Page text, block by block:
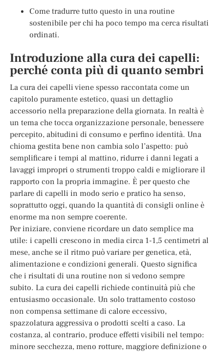
Come tradurre tutto questo in una routine
sostenibile per chi ha poco tempo ma cerca risultati
ordinati.
Introduzione alla cura dei capelli:
perché conta più di quanto sembri
La cura dei capelli viene spesso raccontata come un
capitolo puramente estetico, quasi un dettaglio
accessorio nella preparazione della giornata. In realtà è
un tema che tocca organizzazione personale, benessere
percepito, abitudini di consumo e perfino identità. Una
chioma gestita bene non cambia solo l’aspetto: può
semplificare i tempi al mattino, ridurre i danni legati a
lavaggi impropri o strumenti troppo caldi e migliorare il
rapporto con la propria immagine. È per questo che
parlare di capelli in modo serio e pratico ha senso,
soprattutto oggi, quando la quantità di consigli online è
enorme ma non sempre coerente.
Per iniziare, conviene ricordare un dato semplice ma
utile: i capelli crescono in media circa 1-1,5 centimetri al
mese, anche se il ritmo può variare per genetica, età,
alimentazione e condizioni generali. Questo significa
che i risultati di una routine non si vedono sempre
subito. La cura dei capelli richiede continuità più che
entusiasmo occasionale. Un solo trattamento costoso
non compensa settimane di calore eccessivo,
spazzolatura aggressiva o prodotti scelti a caso. La
costanza, al contrario, produce effetti visibili nel tempo:
minore secchezza, meno rotture, maggiore definizione o